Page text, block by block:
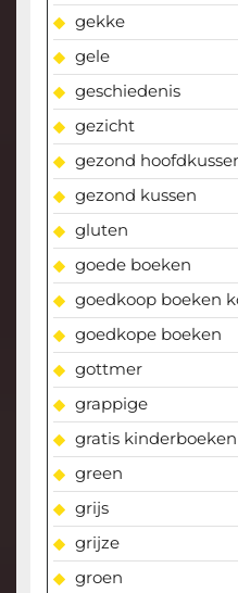
gekke
gele
geschiedenis
gezicht
gezond
gezond kussen
gluten
goede boeken
goedkoop boeken
goedkope boeken
gottmer
grappige
gratis kinderboeken
green
grijs
grijze
groen